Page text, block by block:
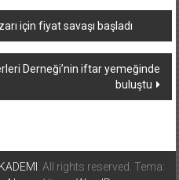
için fiyat savaşı başladı
Derneği’nin iftar yemeğinde
buluştu
. All rights reserved. Tema: